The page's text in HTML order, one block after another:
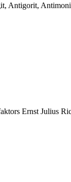
Antigorit,
Ernst Julius